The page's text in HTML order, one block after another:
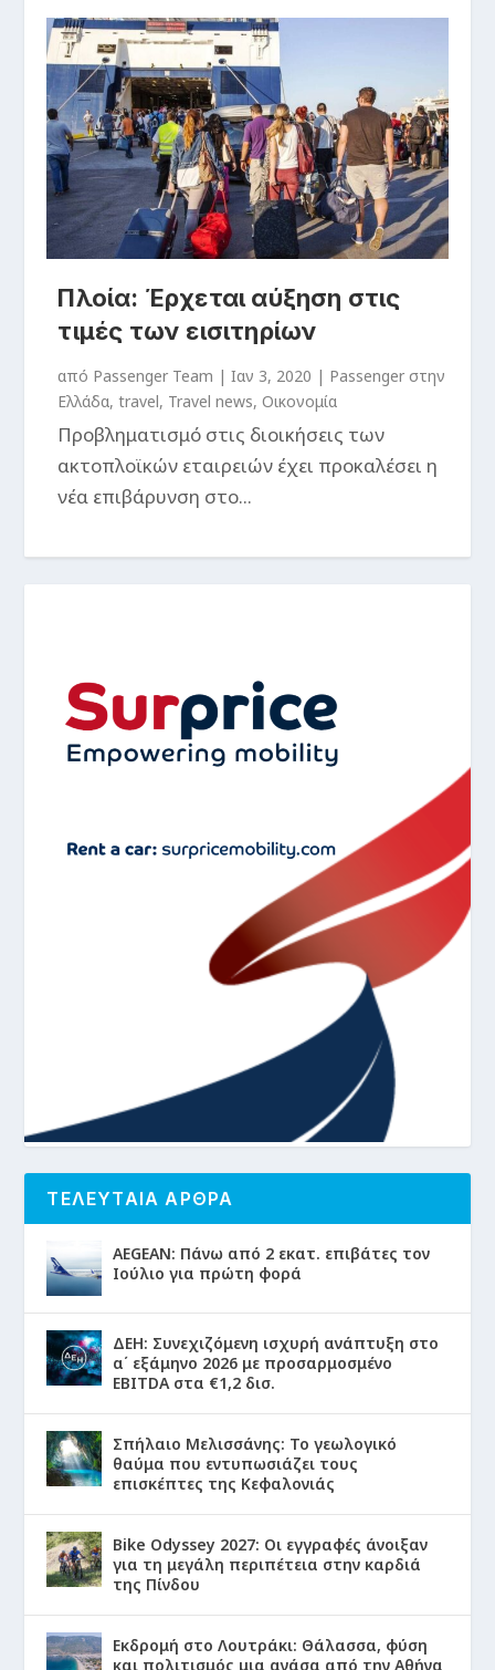
Πλοία: Έρχεται αύξηση στις
τιμές των εισιτηρίων
από Passenger Team |Ιαν 3, 2020 | Passenger στην
Ελλάδα,travel, Travel news,Οικονομία
Προβληματισμό στις διοικήσεις των
ακτοπλοϊκών εταιρειών έχει προκαλέσει η
νέα επιβάρυνση στο...
ΤΕΛΕΥΤΑΙΑ ΑΡΘΡΑ
AEGEAN: Πάνω από 2 εκατ. επιβάτες τον
Ιούλιο για πρώτη φορά
ΔΕΗ: Συνεχιζόμενη ισχυρή ανάπτυξη στο
α΄ εξάμηνο 2026 με προσαρμοσμένο
EBITDA στα €1,2 δισ.
Σπήλαιο Μελισσάνης: Το γεωλογικό
θαύμα που εντυπωσιάζει τους
επισκέπτες της Κεφαλονιάς
Bike Odyssey 2027: Οι εγγραφές άνοιξαν
για τη μεγάλη περιπέτεια στην καρδιά
της Πίνδου
Εκδρομή στο Λουτράκι: Θάλασσα, φύση
και πολιτισμός μια ανάσα από την Αθήνα